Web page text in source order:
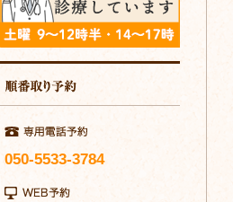
る
か
わ
リ
ニ
050-5533-3784